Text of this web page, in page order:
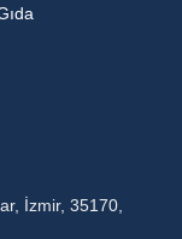
İzmir, 35170,